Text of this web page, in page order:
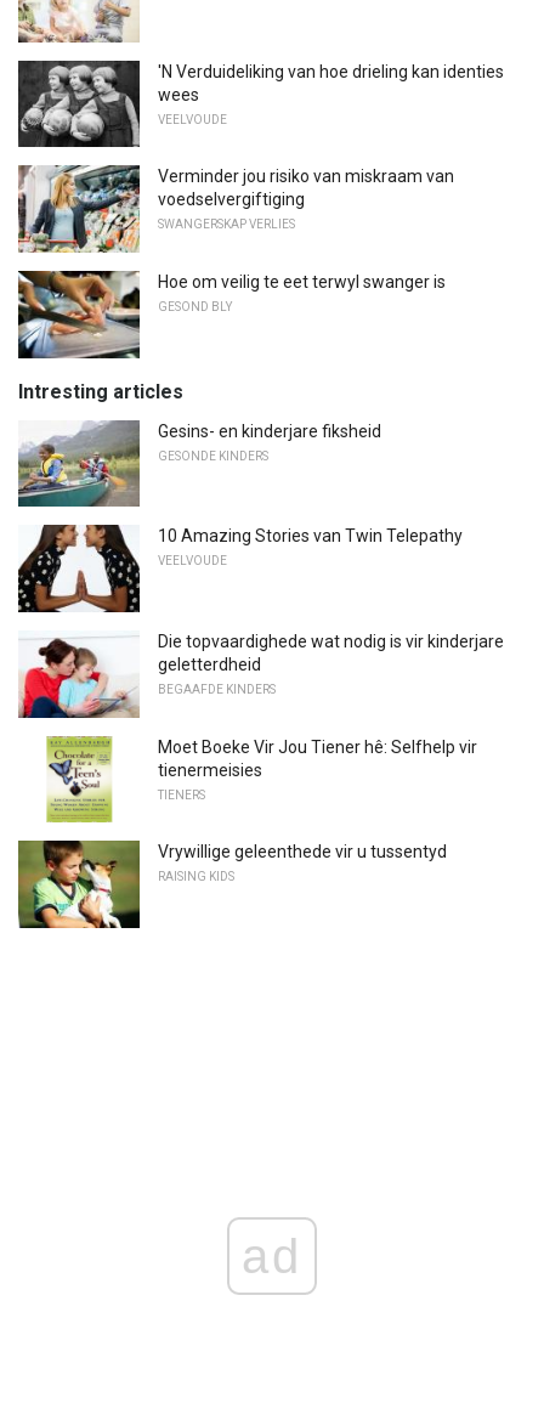
'N Verduideliking van hoe drieling kan identies
wees
VEELVOUDE
Verminder jou risiko van miskraam van
voedselvergiftiging
SWANGERSKAP VERLIES
Hoe om veilig te eet terwyl swanger is
GESOND BLY
Intresting articles
Gesins- en kinderjare fiksheid
GESONDE KINDERS
10 Amazing Stories van Twin Telepathy
VEELVOUDE
Die topvaardighede wat nodig is vir kinderjare
geletterdheid
BEGAAFDE KINDERS
Moet Boeke Vir Jou Tiener hê: Selfhelp vir
tienermeisies
TIENERS
Vrywillige geleenthede vir u tussentyd
RAISING KIDS
ad